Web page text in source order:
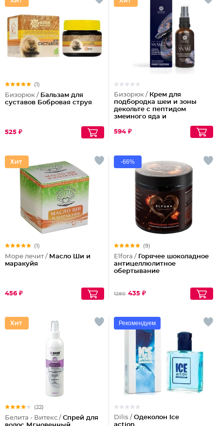
(1)
Бизорюк / Бальзам для
суставов Бобровая струя
525 ₽
Бизорюк / Крем для
подбородка шеи и зоны
декольте с пептидом
змеиного яда и
594 ₽
(1)
Море лечит / Масло Ши и
маракуйя
456 ₽
-66%
(9)
Elfora / Горячее шоколадное
антицеллюлитное
обертывание
1280 435 ₽
(22)
Белита - Витекс / Спрей для
Рекомендуем
Dilis / Одеколон Ice